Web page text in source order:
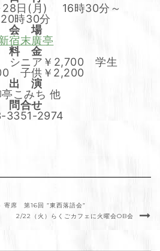
28日(月) 16時30分～
20時30分
会 場
宿末廣亭
料 金
シニア￥2,700 学生
子供￥2,200
出 演
こみち 他
問合せ
3351-2974
寄席 第16回 ”東西落語会”
2/22（火）らくごカフェに火曜会OB会